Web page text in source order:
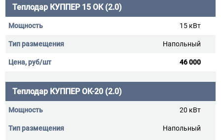
Теплодар КУППЕР 15 ОК (2.0)
15 кВт
Напольный
46 000
Теплодар КУППЕР ОК-20 (2.0)
20 кВт
Напольный